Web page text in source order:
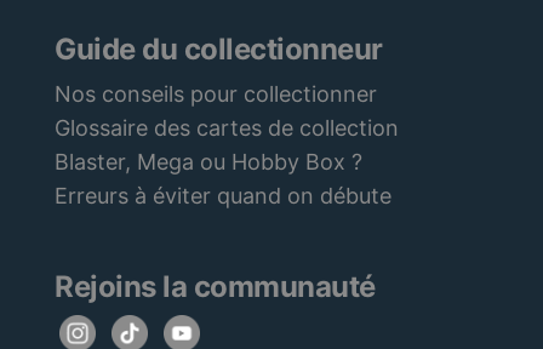
Guide du collectionneur
Nos conseils pour collectionner
Glossaire des cartes de collection
Blaster, Mega ou Hobby Box ?
Erreurs à éviter quand on débute
Rejoins la communauté